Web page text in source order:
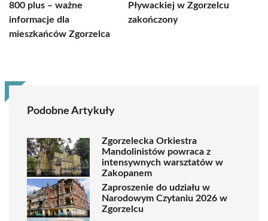
800 plus – ważne
informacje dla
mieszkańców Zgorzelca
Pływackiej w Zgorzelcu
zakończony
Podobne Artykuły
Zgorzelecka Orkiestra
Mandolinistów powraca z
intensywnych warsztatów w
Zakopanem
Zaproszenie do udziału w
Narodowym Czytaniu 2026 w
Zgorzelcu